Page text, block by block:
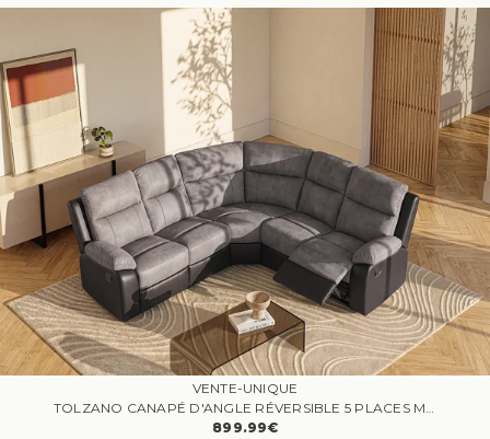
ces fibres sont méticuleusement tissées pour créer un tiss
u dense et résistant. La particularité des microfibres rési
de dans leur redressement par passage dans un champ él
ectromagnétique, conférant à ces tissus une texture douc
e et une excellente tenue. Ils sont également connus pou
r leur résistance exceptionnelle aux taches et aux liquide
s, facilitant ainsi leur entretien.Avantages d'un revête
ment en Microfibre :Les canapés en microfibre se dist
inguent par leur toucher doux et soyeux, procurant une e
xpérience sensorielle inégalée. La microfibre Alcantara,
pionnière dans le domaine des tissus synthétiques, se co
mpose à 70 % de polyester et à 30 % de polyuréthane, o
ffrant ainsi un équilibre parfait entre confort et résistanc
e.Conseils de Décoration pour les Canapés en Microf
ibre :Pour intégrer harmonieusement un canapé en mic
rofibre dans votre décor, misez sur des couleurs neutres
ou des teintes qui s'harmonisent avec le thème de votre e
space. Les tons sobres comme le beige, le gris ou le blan
c sont des choix intemporels qui mettent en valeur la mo
dernité et l'élégance de la microfibre. Accompagnez vot
re canapé de coussins aux textures variées pour créer un
VENTE-UNIQUE
TOLZANO CANAPÉ D'ANGLE RÉVERSIBLE 5 PLACES MICROFIBRE GRIS ET NOIR RELAX
899.99€